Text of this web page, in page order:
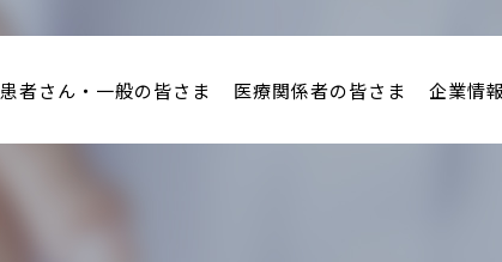
患者さん・一般の皆さま 医療関係者の皆さま 企業情